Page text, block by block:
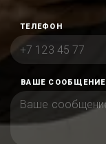
ТЕЛЕФОН
ВАШЕ СООБЩЕНИЕ